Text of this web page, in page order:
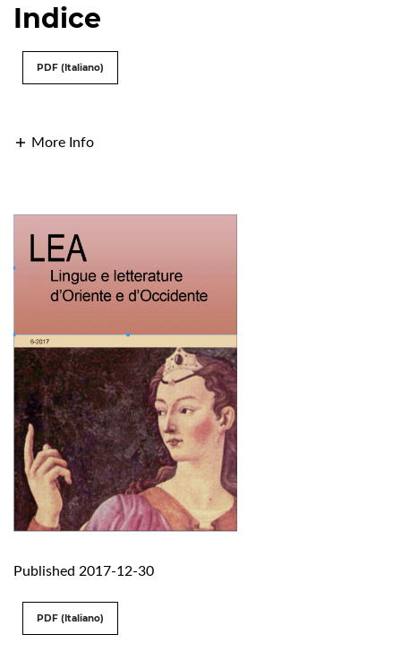
Indice
PDF (Italiano)
More Info
Published 2017-12-30
PDF (Italiano)